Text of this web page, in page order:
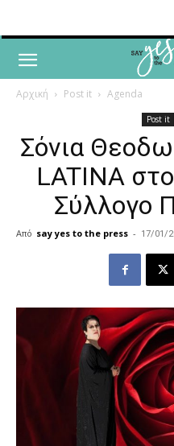
Αρχική Post it Agenda
Post it
Σόνια
LATINA
Σύλλογο
Από say yes to the press - 17/01/